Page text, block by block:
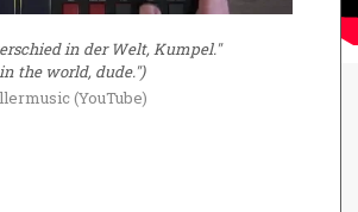
in der Welt, Kumpel."
the world, dude.")
(YouTube)